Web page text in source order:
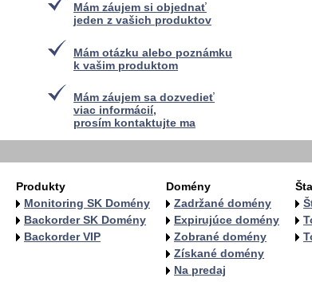
Mám záujem si objednať
jeden z vašich produktov
Mám otázku alebo poznámku
k vašim produktom
Mám záujem sa dozvedieť
viac informácií,
prosím kontaktujte ma
Produkty
Monitoring SK Domény
Backorder SK Domény
Backorder VIP
Domény
Zadržané domény
Expirujúce domény
Zobrané domény
Získané domény
Na predaj